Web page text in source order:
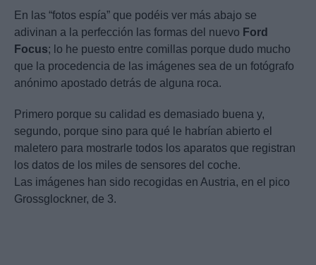
En las “fotos espía” que podéis ver más abajo se
adivinan a la perfección las formas del nuevo Ford
Focus; lo he puesto entre comillas porque dudo mucho
que la procedencia de las imágenes sea de un fotógrafo
anónimo apostado detrás de alguna roca.
Primero porque su calidad es demasiado buena y,
segundo, porque sino para qué le habrían abierto el
maletero para mostrarle todos los aparatos que registran
los datos de los miles de sensores del coche.
Las imágenes han sido recogidas en Austria, en el pico
Grossglockner, de 3.